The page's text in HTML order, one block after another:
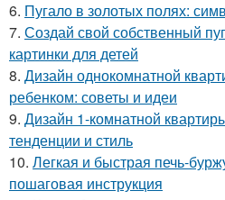
6. Пугало в золотых полях:
7. Создай свой собственный
картинки для детей
8. Дизайн однокомнатной
ребенком: советы и идеи
9. Дизайн 1-комнатной
тенденции и стиль
10. Легкая и быстрая печь-
пошаговая инструкция